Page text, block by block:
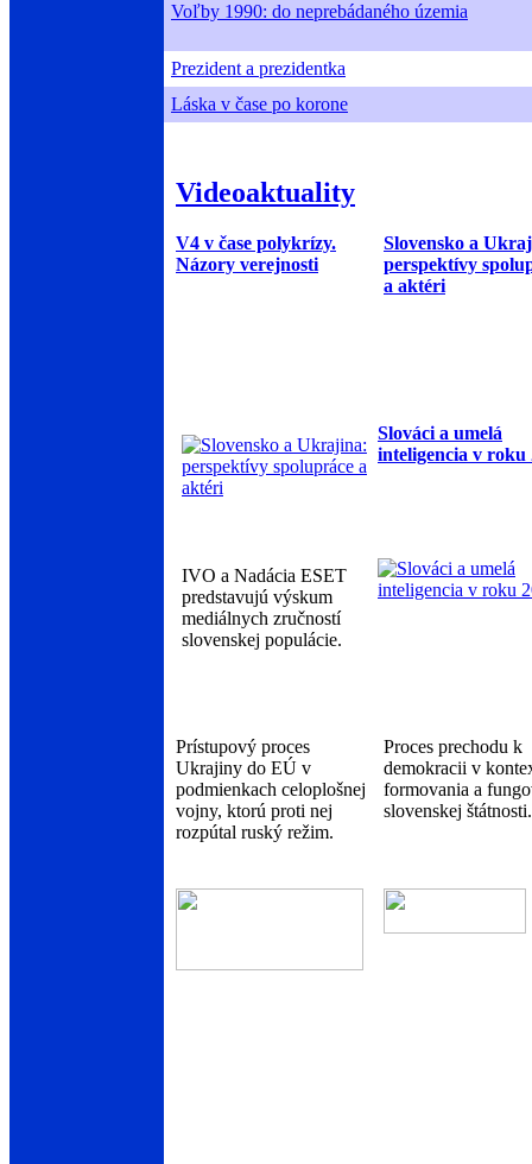
Voľby 1990: do neprebádaného územia
Prezident a prezidentka
Láska v čase po korone
Videoaktuality
V4 v čase polykrízy.
Názory verejnosti
Slovensko a
perspektívy
a aktéri
Slováci a umelá
inteligencia v roku
IVO a Nadácia ESET
predstavujú výskum
mediálnych zručností
slovenskej populácie.
Prístupový proces
Ukrajiny do EÚ v
podmienkach celoplošnej
vojny, ktorú proti nej
rozpútal ruský režim.
Proces prechodu k
demokracii v
formovania a
slovenskej štátnosti.